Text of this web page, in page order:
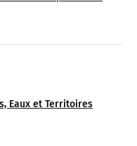
Eaux et Territoires